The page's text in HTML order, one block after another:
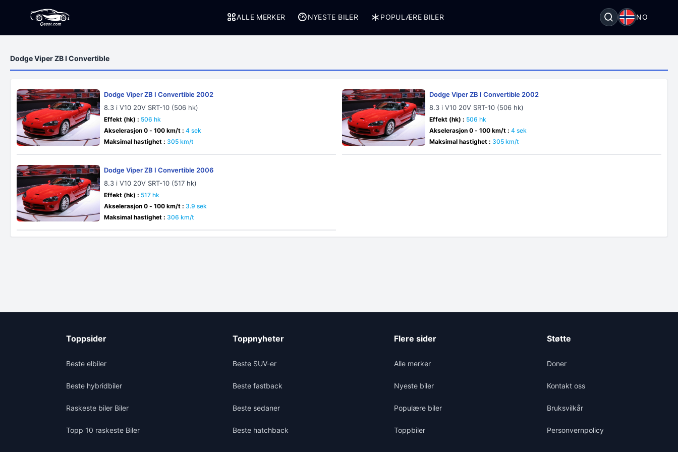
ALLE MERKER NYESTE BILER POPULÆRE BILER NO
Dodge Viper ZB I Convertible
Dodge Viper ZB I Convertible 2002
8.3 i V10 20V SRT-10 (506 hk)
Effekt (hk) : 506 hk
Akselerasjon 0 - 100 km/t : 4 sek
Maksimal hastighet : 305 km/t
Dodge Viper ZB I Convertible 2002
8.3 i V10 20V SRT-10 (506 hk)
Effekt (hk) : 506 hk
Akselerasjon 0 - 100 km/t : 4 sek
Maksimal hastighet : 305 km/t
Dodge Viper ZB I Convertible 2006
8.3 i V10 20V SRT-10 (517 hk)
Effekt (hk) : 517 hk
Akselerasjon 0 - 100 km/t : 3.9 sek
Maksimal hastighet : 306 km/t
Toppsider
Beste elbiler
Beste hybridbiler
Raskeste biler Biler
Topp 10 raskeste Biler
Toppnyheter
Beste SUV-er
Beste fastback
Beste sedaner
Beste hatchback
Flere sider
Alle merker
Nyeste biler
Populære biler
Toppbiler
Støtte
Doner
Kontakt oss
Bruksvilkår
Personvernpolicy